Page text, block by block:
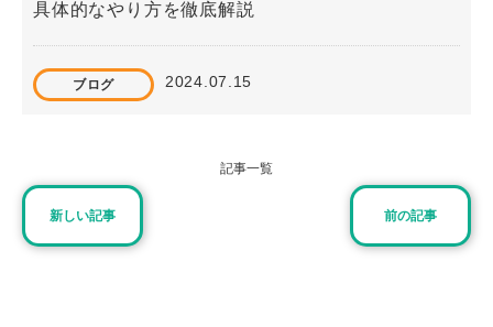
具体的なやり方を徹底解説
ブログ 2024.07.15
ブログ
新しい記事
記事一覧
前の記事